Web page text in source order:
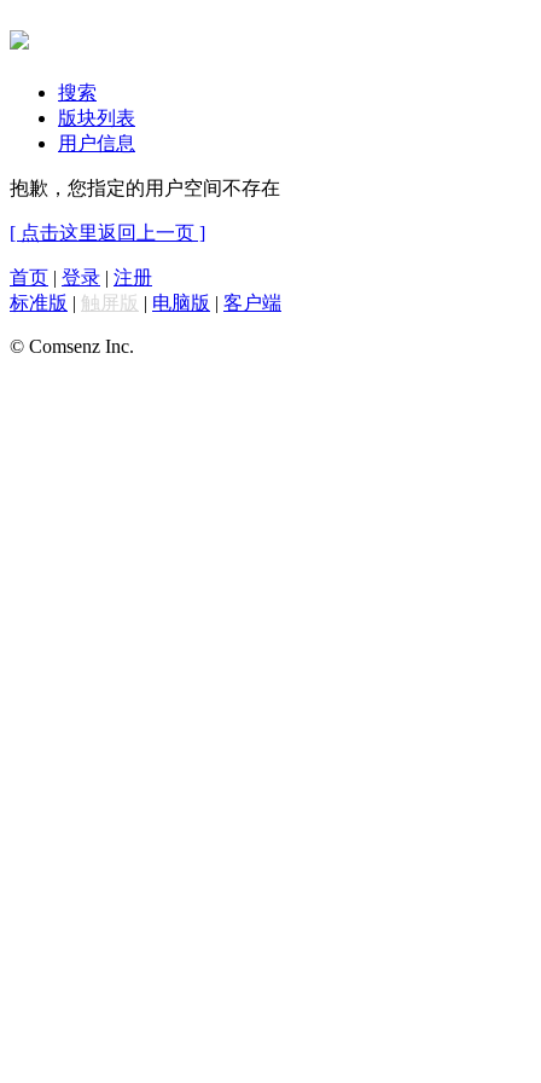
搜索
版块列表
用户信息
抱歉，您指定的用户空间不存在
[ 点击这里返回上一页 ]
首页 | 登录 | 注册
标准版 | 触屏版 | 电脑版 | 客户端
© Comsenz Inc.